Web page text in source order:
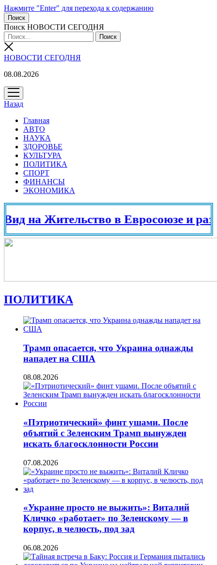
Нажмите "Enter" для перехода к содержанию
Поиск
Поиск НОВОСТИ СЕГОДНЯ
НОВОСТИ СЕГОДНЯ
08.08.2026
открыть
меню
Назад
Главная
АВТО
НАУКА
ЗДОРОВЬЕ
КУЛЬТУРА
ПОЛИТИКА
СПОРТ
ФИНАНСЫ
ЭКОНОМИКА
Жительство в Евросоюзе и разных
ПОЛИТИКА
Трамп опасается, что Украина однажды
нападет на США
08.08.2026
«Пэтриотический» финт ушами. После
объятий с Зеленским Трамп вынужден
искать благосклонности России
07.08.2026
«Украине просто не выжить»: Виталий
Кличко «работает» по Зеленскому — в
корпус, в челюсть, под зад
06.08.2026